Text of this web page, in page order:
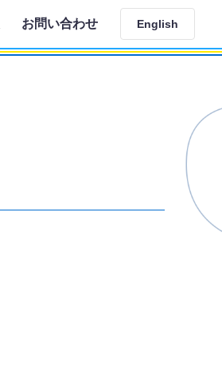
お問い合わせ English